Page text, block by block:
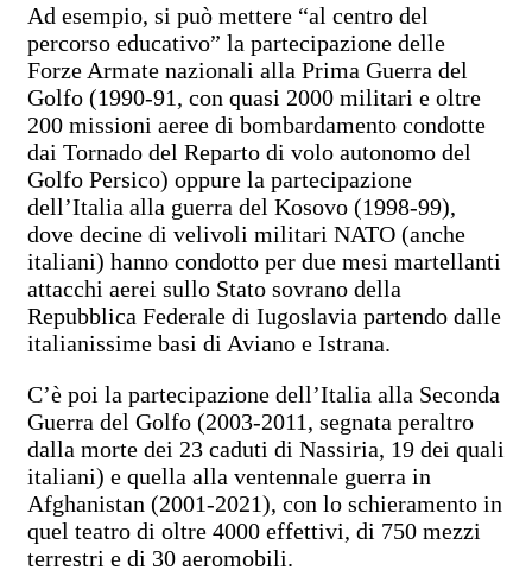
Ad esempio, si può mettere “al centro del
percorso educativo” la partecipazione delle
Forze Armate nazionali alla Prima Guerra del
Golfo (1990-91, con quasi 2000 militari e oltre
200 missioni aeree di bombardamento condotte
dai Tornado del Reparto di volo autonomo del
Golfo Persico) oppure la partecipazione
dell’Italia alla guerra del Kosovo (1998-99),
dove decine di velivoli militari NATO (anche
italiani) hanno condotto per due mesi martellanti
attacchi aerei sullo Stato sovrano della
Repubblica Federale di Iugoslavia partendo dalle
italianissime basi di Aviano e Istrana.
C’è poi la partecipazione dell’Italia alla Seconda
Guerra del Golfo (2003-2011, segnata peraltro
dalla morte dei 23 caduti di Nassiria, 19 dei quali
italiani) e quella alla ventennale guerra in
Afghanistan (2001-2021), con lo schieramento in
quel teatro di oltre 4000 effettivi, di 750 mezzi
terrestri e di 30 aeromobili.